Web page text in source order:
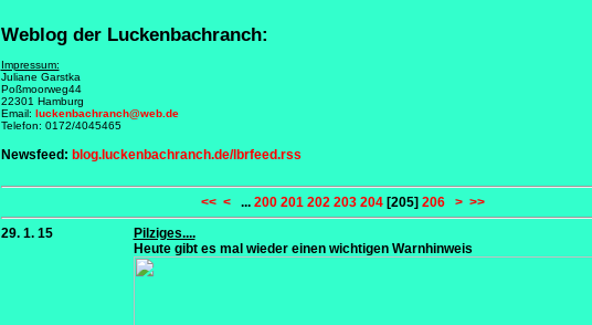
Weblog der Luckenbachranch:
Impressum:
Juliane Garstka
Poßmoorweg44
22301 Hamburg
Email: luckenbachranch@web.de
Telefon: 0172/4045465
Newsfeed: blog.luckenbachranch.de/lbrfeed.rss
<< < ... 200 201 202 203 204 [205] 206 > >>
29. 1. 15
Pilziges....
Heute gibt es mal wieder einen wichtigen Warnhinweis